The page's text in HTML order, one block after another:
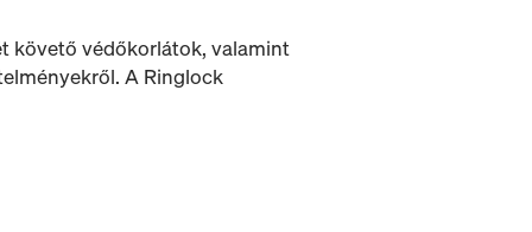
követő védőkorlátok, valamint
A Ringlock